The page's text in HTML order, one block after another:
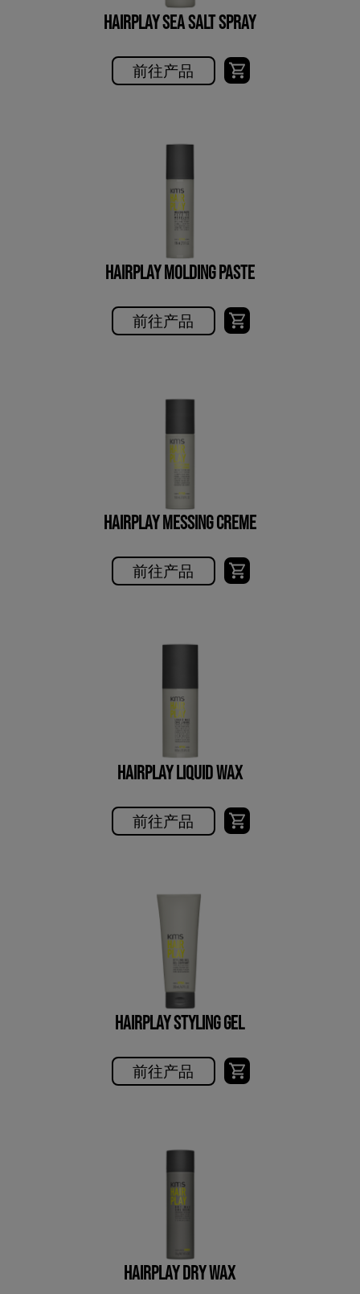
HAIRPLAY SEA SALT SPRAY
前往产品
HAIRPLAY MOLDING PASTE
前往产品
HAIRPLAY MESSING CREME
前往产品
HAIRPLAY LIQUID WAX
前往产品
HAIRPLAY STYLING GEL
前往产品
HAIRPLAY DRY WAX